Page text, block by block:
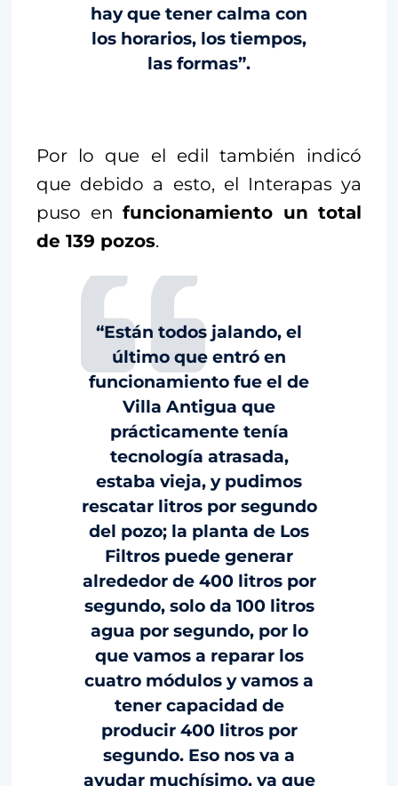
hay que tener calma con
los horarios, los tiempos,
las formas”.
Por lo que el edil también indicó
que debido a esto, el Interapas ya
puso en funcionamiento un total
de 139 pozos.
“Están todos jalando, el
último que entró en
funcionamiento fue el de
Villa Antigua que
prácticamente tenía
tecnología atrasada,
estaba vieja, y pudimos
rescatar litros por segundo
del pozo; la planta de Los
Filtros puede generar
alrededor de 400 litros por
segundo, solo da 100 litros
agua por segundo, por lo
que vamos a reparar los
cuatro módulos y vamos a
tener capacidad de
producir 400 litros por
segundo. Eso nos va a
ayudar muchísimo, ya que